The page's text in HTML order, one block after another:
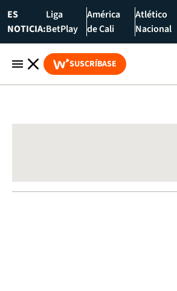
ES
NOTICIA:
Liga
BetPlay
América
de Cali
Atlético
Nacional
SUSCRÍBASE